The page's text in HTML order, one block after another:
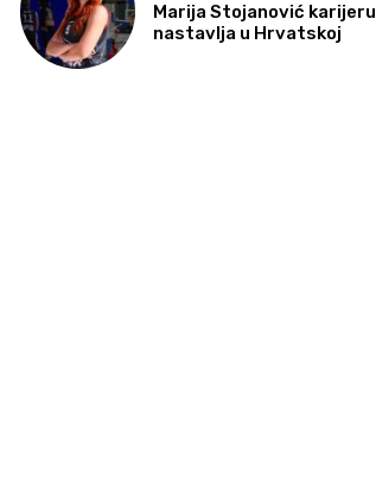
Marija Stojanović karijeru
nastavlja u Hrvatskoj